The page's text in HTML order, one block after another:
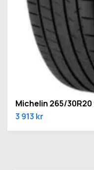
Michelin 265/30R20
3 913 kr